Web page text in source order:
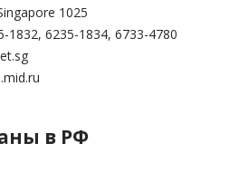
1025
1832, 6235-1834, 6733-4780
в РФ